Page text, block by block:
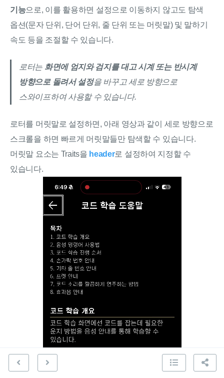
기능으로, 이를 활용하면 설정으로 이동하지 않고도 탐색
옵션(문자 단위, 단어 단위, 줄 단위 또는 머릿말) 및 말하기
속도 등을 조절할 수 있습니다.
로터는 화면에 엄지와 검지를 대고 시계 또는 반시계
방향으로 돌려서 설정을 바꾸고 세로 방향으로
스와이프하여 사용할 수 있습니다.
로터를 머릿말로 설정하면, 아래 영상과 같이 세로 방향으로
스크롤을 하면 빠르게 머릿말들만 탐색할 수 있습니다.
머릿말 요소는 Traits을 header로 설정하여 지정할 수
있습니다.